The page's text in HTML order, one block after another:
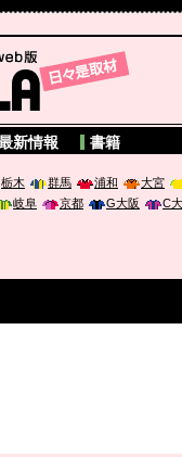
新情報 書籍
栃木 群馬 浦和
大宮
岐阜 京都 G大阪
C